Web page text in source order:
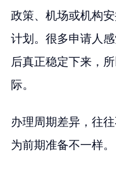
政策、机场或机构
计划。很多申请人
后真正稳定下来，
际。
办理周期差异，往
为前期准备不一样。